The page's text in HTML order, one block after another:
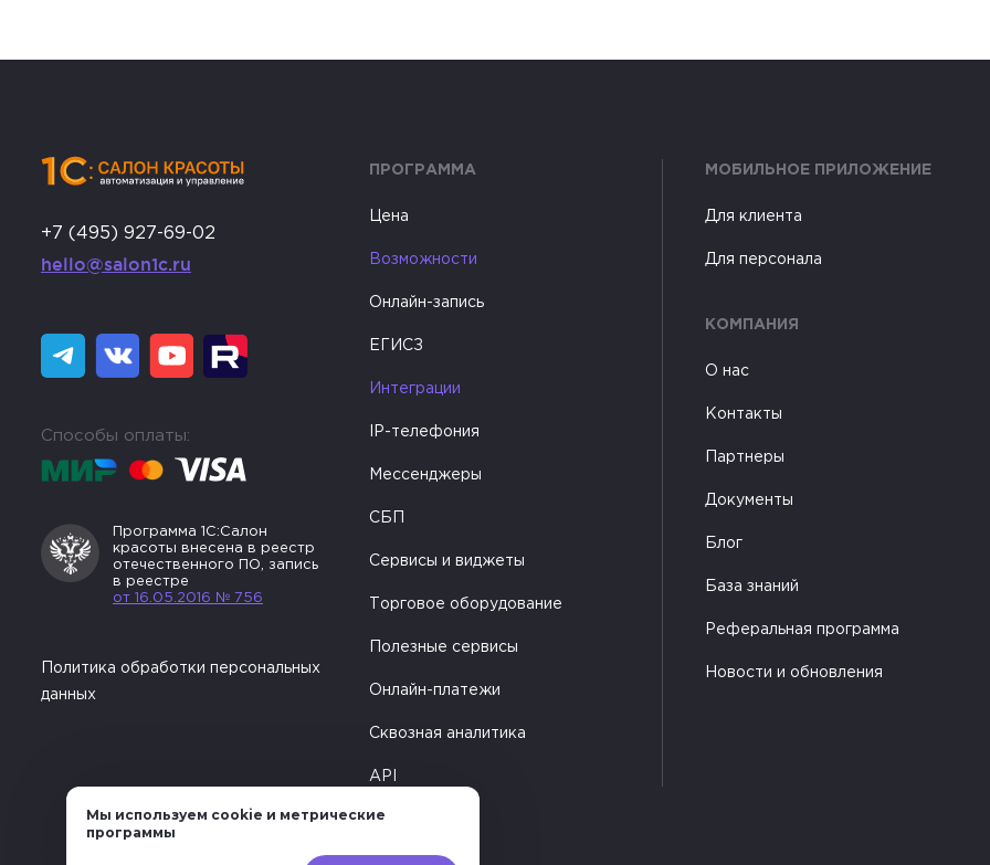
+7 (495) 927-69-02
hello@salon1c.ru
Способы оплаты:
Программа 1С:Салон
красоты внесена в реестр
отечественного ПО, запись
в реестре
от 16.05.2016 № 756
Политика обработки персональных
данных
ПРОГРАММА
Цена
Возможности
Онлайн-запись
ЕГИСЗ
Интеграции
IP-телефония
Мессенджеры
СБП
Сервисы и виджеты
Торговое оборудование
Полезные сервисы
Онлайн-платежи
Сквозная аналитика
API
МОБИЛЬНОЕ ПРИЛОЖЕНИЕ
Для клиента
Для персонала
КОМПАНИЯ
О нас
Контакты
Партнеры
Документы
Блог
База знаний
Реферальная программа
Новости и обновления
Мы используем cookie и метрические
программы